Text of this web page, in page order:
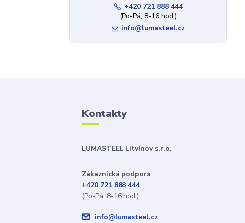
+420 721 888 444
(Po-Pá, 8-16 hod.)
info@lumasteel.cz
Kontakty
LUMASTEEL Litvínov s.r.o.
Zákaznická podpora
+420 721 888 444
(Po-Pá, 8-16 hod.)
info@lumasteel.cz